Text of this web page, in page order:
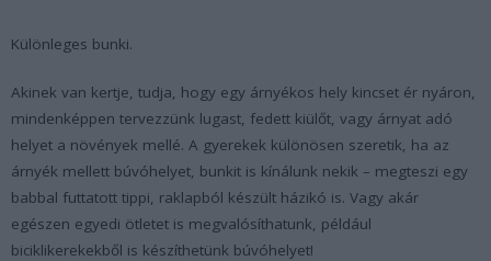
Különleges bunki.
Akinek van kertje, tudja, hogy egy árnyékos hely kincset ér nyáron,
mindenképpen tervezzünk lugast, fedett kiülőt, vagy árnyat adó
helyet a növények mellé. A gyerekek különösen szeretik, ha az
árnyék mellett búvóhelyet, bunkit is kínálunk nekik – megteszi egy
babbal futtatott tippi, raklapból készült házikó is. Vagy akár
egészen egyedi ötletet is megvalósíthatunk, például
biciklikerekekből is készíthetünk búvóhelyet!